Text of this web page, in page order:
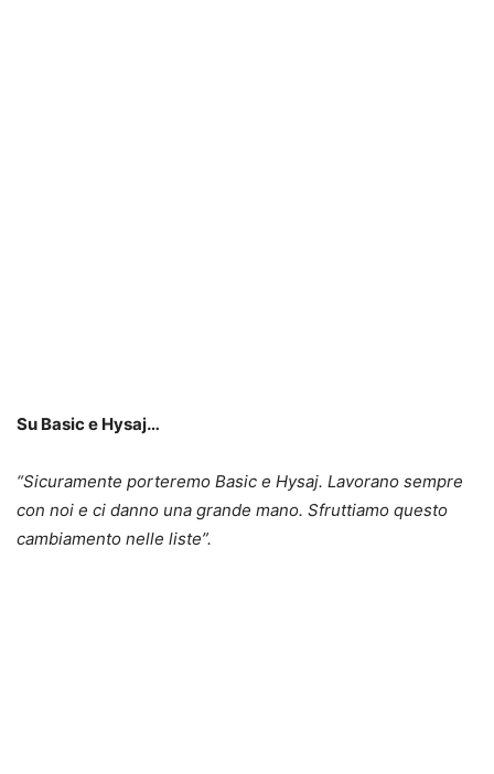
Su Basic e Hysaj…
“Sicuramente porteremo Basic e Hysaj. Lavorano sempre
con noi e ci danno una grande mano. Sfruttiamo questo
cambiamento nelle liste”.